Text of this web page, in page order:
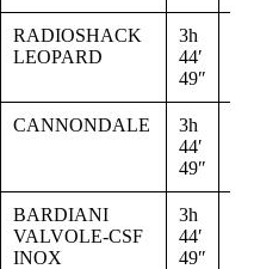
RADIOSHACK
LEOPARD
3h
44′
49″
CANNONDALE
3h
44′
49″
BARDIANI
VALVOLE-CSF
INOX
3h
44′
49″